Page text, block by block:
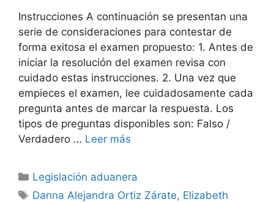
Instrucciones A continuación se presentan una
serie de consideraciones para contestar de
forma exitosa el examen propuesto: 1. Antes de
iniciar la resolución del examen revisa con
cuidado estas instrucciones. 2. Una vez que
empieces el examen, lee cuidadosamente cada
pregunta antes de marcar la respuesta. Los
tipos de preguntas disponibles son: Falso /
Verdadero … Leer más
Categorías
Legislación aduanera
Etiquetas
Danna Alejandra Ortiz Zárate, Elizabeth